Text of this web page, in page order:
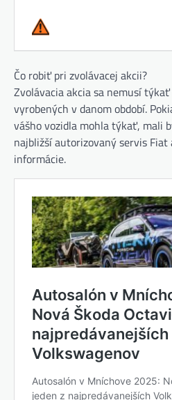
Čo robiť pri zvolávacej akcii?
Zvolávacia akcia sa nemusí
vyrobených v danom období.
vášho vozidla mohla týkať, mali
najbližší autorizovaný servis Fiat
informácie.